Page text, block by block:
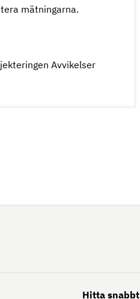
mätningarna.
Avvikelser
Hitta snabbt